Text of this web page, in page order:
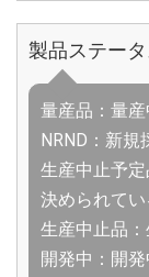
製品ステータ
量産品：量産
NRND：新規
生産中止予
決められてい
生産中止品：
開発中：開